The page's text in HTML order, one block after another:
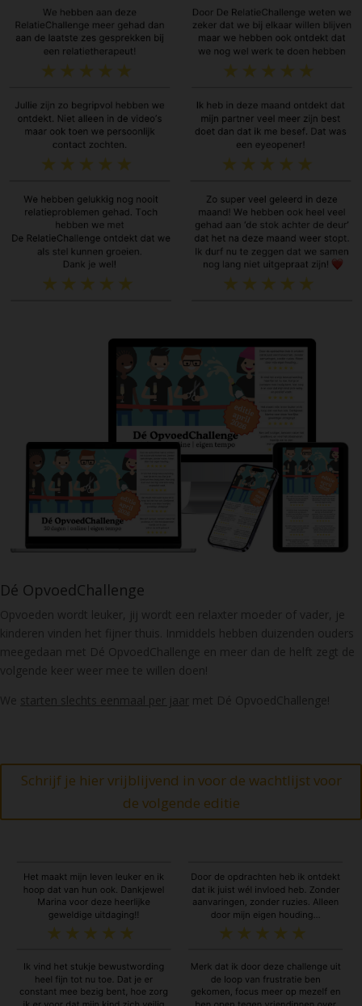
Dé OpvoedChallenge
Opvoeden wordt leuker, jij wordt een relaxter moeder of vader, je
kinderen vinden het fijner thuis. Inmiddels hebben duizenden ouders
meegedaan met Dé OpvoedChallenge en meer dan de helft zegt de
volgende keer weer mee te willen doen!
We starten slechts eenmaal per jaar met Dé OpvoedChallenge!
Schrijf je hier vrijblijvend in voor de wachtlijst voor
de volgende editie